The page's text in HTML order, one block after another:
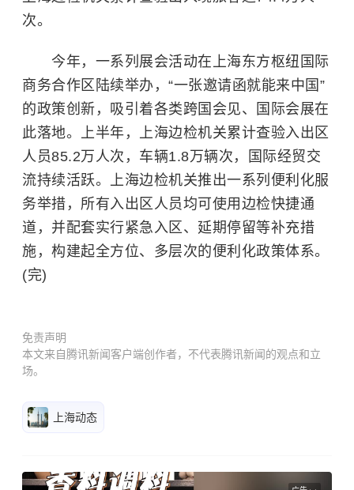
次。
今年，一系列展会活动在上海东方枢纽国际
商务合作区陆续举办，“一张邀请函就能来中国”
的政策创新，吸引着各类跨国会见、国际会展在
此落地。上半年，上海边检机关累计查验入出区
人员85.2万人次，车辆1.8万辆次，国际经贸交
流持续活跃。上海边检机关推出一系列便利化服
务举措，所有入出区人员均可使用边检快捷通
道，并配套实行紧急入区、延期停留等补充措
施，构建起全方位、多层次的便利化政策体系。
(完)
免责声明
本文来自腾讯新闻客户端创作者，不代表腾讯新闻的观点和立
场。
上海动态